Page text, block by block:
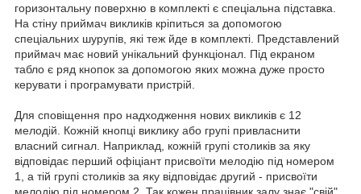
горизонтальну поверхню в комплекті є спеціальна підставка.
На стіну приймач викликів кріпиться за допомогою
спеціальних шурупів, які теж йде в комплекті. Представлений
приймач має новий унікальний функціонал. Під екраном
табло є ряд кнопок за допомогою яких можна дуже просто
керувати і програмувати пристрій.
Для сповіщення про надходження нових викликів є 12
мелодій. Кожній кнопці виклику або групі привласнити
власний сигнал. Наприклад, кожній групі столиків за яку
відповідає перший офіціант присвоїти мелодію під номером
1, а тій групі столиків за яку відповідає другий - присвоїти
мелодію під номером 2. Так кожен працівник залу знає "свій"